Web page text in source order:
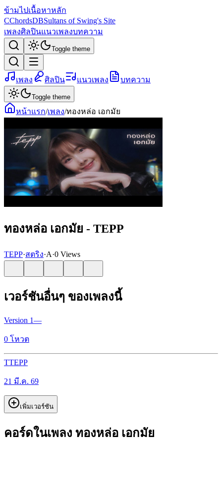
ข้ามไปเนื้อหาหลัก
CChordsDBSultans of Swing's Site
เพลงศิลปินแนวเพลงบทความ
Toggle theme
เพลง ศิลปิน แนวเพลง บทความ
Toggle theme
หน้าแรก/เพลง/ทองหล่อ เอกมัย
ทองหล่อ เอกมัย - TEPP
TEPP·สตริง·A·0 Views
เวอร์ชันอื่นๆ ของเพลงนี้
Version 1—
0 โหวต
TTEPP
21 มี.ค. 69
เพิ่มเวอร์ชัน
คอร์ดในเพลง ทองหล่อ เอกมัย